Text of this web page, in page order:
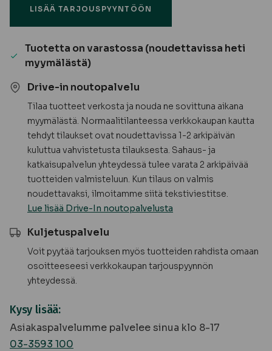
koriste,
mänty,
valkolakattu
määrä
LISÄÄ TARJOUSPYYNTÖÖN
Tuotetta on varastossa (noudettavissa heti
myymälästä)
Drive-in noutopalvelu
Tilaa tuotteet verkosta ja nouda ne sovittuna aikana
myymälästä. Normaalitilanteessa verkkokaupan kautta
tehdyt tilaukset ovat noudettavissa 1-2 arkipäivän
kuluttua vahvistetusta tilauksesta. Sahaus- ja
katkaisupalvelun yhteydessä tulee varata 2 arkipäivää
tuotteiden valmisteluun. Kun tilaus on valmis
noudettavaksi, ilmoitamme siitä tekstiviestitse.
Lue lisää Drive-In noutopalvelusta
Kuljetuspalvelu
Voit pyytää tarjouksen myös tuotteiden rahdista omaan
osoitteeseesi verkkokaupan tarjouspyynnön
yhteydessä.
Kysy lisää:
Asiakaspalvelumme palvelee sinua klo 8-17
03-3593 100